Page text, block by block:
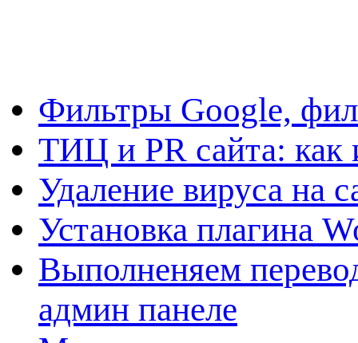
Фильтры Google,
ТИЦ и PR сайта: как
Удаление вируса на
Установка плагина
Выполненяем
админ панеле